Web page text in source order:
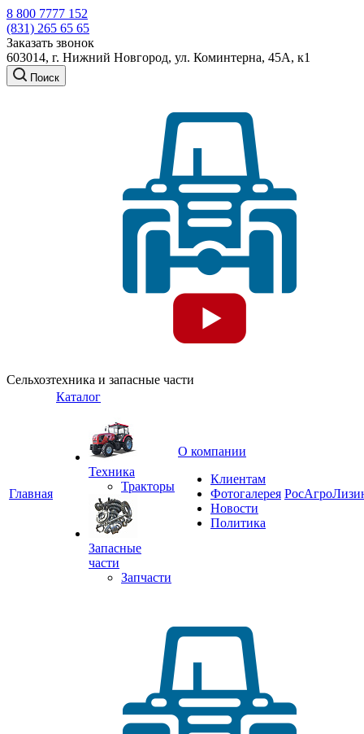
8 800 7777 152
(831) 265 65 65
Заказать звонок
603014, г. Нижний Новгород, ул. Коминтерна, 45А, к1
Поиск
Сельхозтехника и запасные части
Главная
Каталог
Техника
Тракторы
Запасные
части
Запчасти
О компании
Клиентам
Фотогалерея
Новости
Политика